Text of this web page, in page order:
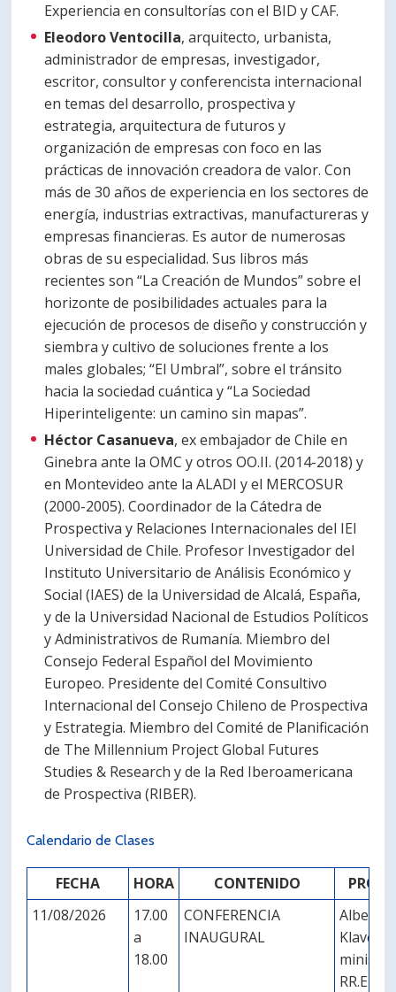
Experiencia en consultorías con el BID y CAF.
Eleodoro Ventocilla, arquitecto, urbanista,
administrador de empresas, investigador,
escritor, consultor y conferencista internacional
en temas del desarrollo, prospectiva y
estrategia, arquitectura de futuros y
organización de empresas con foco en las
prácticas de innovación creadora de valor. Con
más de 30 años de experiencia en los sectores de
energía, industrias extractivas, manufactureras y
empresas financieras. Es autor de numerosas
obras de su especialidad. Sus libros más
recientes son “La Creación de Mundos” sobre el
horizonte de posibilidades actuales para la
ejecución de procesos de diseño y construcción y
siembra y cultivo de soluciones frente a los
males globales; “El Umbral”, sobre el tránsito
hacia la sociedad cuántica y “La Sociedad
Hiperinteligente: un camino sin mapas”.
Héctor Casanueva, ex embajador de Chile en
Ginebra ante la OMC y otros OO.II. (2014-2018) y
en Montevideo ante la ALADI y el MERCOSUR
(2000-2005). Coordinador de la Cátedra de
Prospectiva y Relaciones Internacionales del IEI
Universidad de Chile. Profesor Investigador del
Instituto Universitario de Análisis Económico y
Social (IAES) de la Universidad de Alcalá, España,
y de la Universidad Nacional de Estudios Políticos
y Administrativos de Rumanía. Miembro del
Consejo Federal Español del Movimiento
Europeo. Presidente del Comité Consultivo
Internacional del Consejo Chileno de Prospectiva
y Estrategia. Miembro del Comité de Planificación
de The Millennium Project Global Futures
Studies & Research y de la Red Iberoamericana
de Prospectiva (RIBER).
Calendario de Clases
FECHA HORA CONTENIDO
11/08/2026
17.00
a
18.00
CONFERENCIA
INAUGURAL
Alberto
RR.EE.